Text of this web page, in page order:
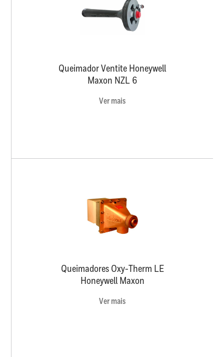
Queimador Ventite Honeywell
Maxon NZL 6
Ver mais
Queimadores Oxy-Therm LE
Honeywell Maxon
Ver mais